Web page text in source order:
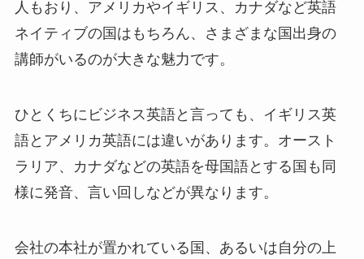
人 もおり、アメリカやイギリス、カナダなど英語
ネイティブの国はもちろん、さまざまな国出身の
講師がいるのが大きな魅力です。
ひとくちにビジネス英語と言っても、
イギリス英
語とアメリカ英語には違いがあります。オースト
ラリア、カナダなどの英語を母国語とする国も同
様に発音、言い回しなどが異なります。
会社の本社が置かれている国、あるいは自分の上